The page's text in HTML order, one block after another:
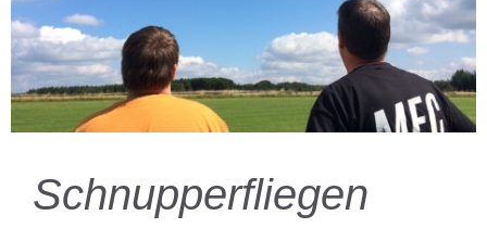
Schnupperfliegen